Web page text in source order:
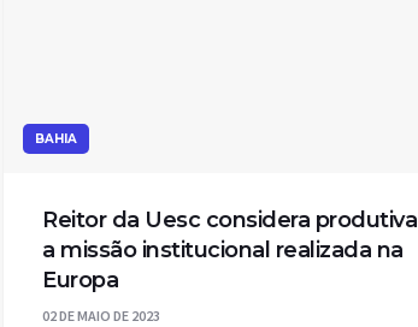
BAHIA
Reitor da Uesc considera produtiva
a missão institucional realizada na
Europa
02 DE MAIO DE 2023